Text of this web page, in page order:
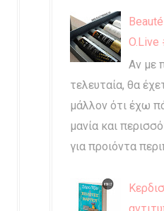
O.Live
Αν με
τελευταία, θα
μάλλον ότι έχω
μανία και
για προιόντα